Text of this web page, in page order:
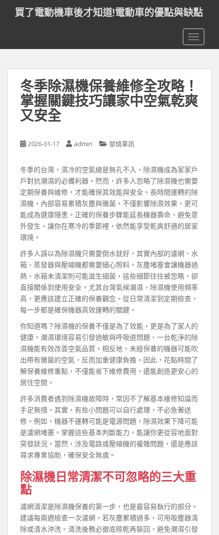
t
買了電動機車後才知道!電動車的優點與缺點
冬季除濕機保養維修全攻略！
掌握關鍵技巧讓家中空氣乾爽
又安全
2026-01-17 admin 發燒車訊
冬季的台灣，濕冷的空氣總是無孔不入，除濕機成為家家戶
戶對抗潮濕的必備利器。然而，許多人忽略了除濕機也需要
定期保養與維修，才能確保其效能與安全。長時間運轉的除
濕機，內部容易累積灰塵與黴菌，不僅影響除濕效果，更可
能成為健康隱患。正確的保養步驟能延長機器壽命，避免意
外發生，讓你在寒冷的季節裡，依然能享受乾爽舒適的居家
環境。
許多人誤以為除濕機只需要倒水就好，其實內部的濾網、水
箱、蒸發器與壓縮機都需要細心照料。灰塵堵塞會讓機器過
熱，水箱未清潔則可能滋生細菌，這些細節往往被忽略，卻
直接關係到使用安全。尤其台灣氣候潮濕，除濕機使用頻率
高，更應該建立正確的保養觀念。從日常清潔到定期檢查，
每一步都是確保機器高效運轉的關鍵。
你知道嗎？除濕機的保養不僅是為了效能，更是為了家人的
健康。潮濕環境容易引發過敏與呼吸道問題，一台乾淨的除
濕機能有效改善空氣品質。相反地，未經保養的機器可能吹
出帶有黴菌的空氣，反而加重健康負擔。因此，花點時間了
解保養維修重點，不僅能省下維修費用，還能創造更安心的
居住空間。
許多消費者遇到除濕機故障時，常因不了解基本維修知識而
手足無措。其實，有些小問題可以自行處理，不必急著送
修。例如，機器不運轉可能是電源問題，除濕效果下降可能
是濾網堵塞。掌握這些基本判斷能力，能讓你更從容地面對
突發狀況。當然，涉及電路或壓縮機的複雜問題，還是應該
尋求專業協助，確保安全無虞。
除濕機日常清潔不可忽略的三大重
點
濾網清潔是除濕機保養的第一步，也是最容易執行的部分。
建議每兩週檢查一次濾網，若灰塵累積過多，可用吸塵器清
除或清水沖洗。清洗後務必徹底晾乾再裝回，避免潮濕引發